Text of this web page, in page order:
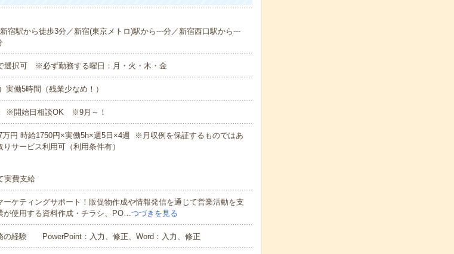
宿駅から徒歩3分／新宿(東京メトロ)駅から---分／新宿西口駅から---
選択可 ※必ず勤務する曜日：月・火・木・金
実働5時間（残業少なめ！）
※開始日相談OK ※9月～！
円 時給1750円×実働5h×週5日×4週 ※月収例を保証するものではあ
サービス利用可（利用条件有）
実費支給
ーケティングサポート！販促物作成や情報発信を通じて営業活動を支
が使用する資料作成・チラシ、PO…つづきを見る
の経験 PowerPoint：入力、修正、Word：入力、修正